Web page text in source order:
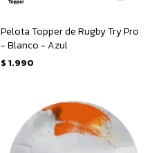
Pelota Topper de Rugby Try Pro
- Blanco - Azul
$ 1.990